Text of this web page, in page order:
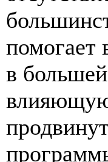
помогает
в